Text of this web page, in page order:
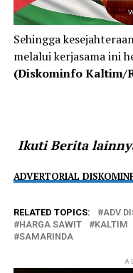
Sehingga
melalui kerjasama ini
(Diskominfo Kaltim/
Ikuti Berita
ADVERTORIAL
RELATED TOPICS:
ADV
HARGA SAWIT
KALTIM
SAMARINDA